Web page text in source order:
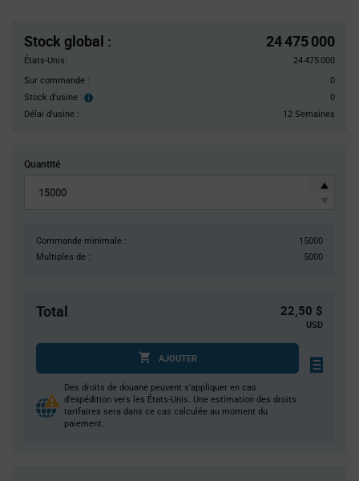
Stock global : 24 475 000
États-Unis:
24 475 000
Sur commande :
0
Stock d'usine :
Stock
0
Délai d'usine :
12 Semaines
Quantité
Commande minimale :
15000
Multiples de :
5000
Total 22,50 $
USD
AJOUTER
Des droits de douane peuvent s’appliquer en cas
d’expédition vers les États-Unis. Une estimation des droits
tarifaires sera dans ce cas calculée au moment du
paiement.